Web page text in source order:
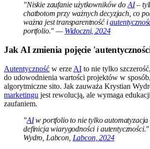
"Niskie zaufanie użytkowników do AI–
chatbotom przy ważnych decyzjach, co
ważna jest transparentność i
portfolio." — Widoczni, 2024
Jak AI zmienia pojęcie
Autentyczność w erze AI to nie tylko
do udowodnienia wartości projektów w
algorytmiczne sito. Jak zauważa Krystian
marketingu jest rewolucją, ale wymaga
zaufaniem.
"AIw portfolio to nie tylko automatyzacja
definicja wiarygodności i
Wydro, Labcon, Labcon, 2024